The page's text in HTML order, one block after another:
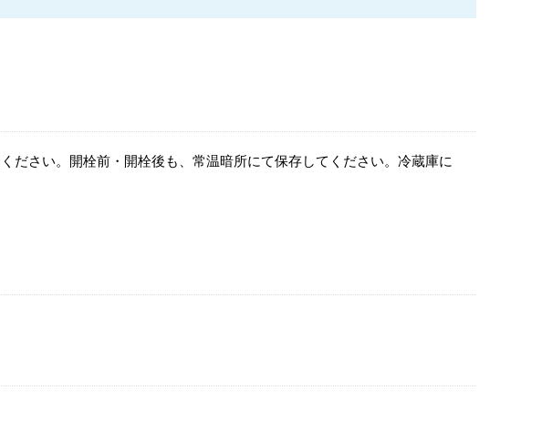
ださい。開栓前・開栓後も、常温暗所にて保存してください。冷蔵庫に